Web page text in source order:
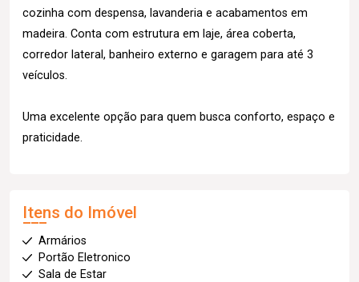
cozinha com despensa, lavanderia e acabamentos em
madeira. Conta com estrutura em laje, área coberta,
corredor lateral, banheiro externo e garagem para até 3
veículos.
Uma excelente opção para quem busca conforto, espaço e
praticidade.
Itens do Imóvel
Armários
Portão Eletronico
Sala de Estar